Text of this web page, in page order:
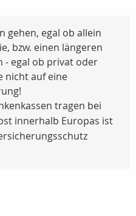
gehen, egal ob allein
bzw. einen längeren
- egal ob privat oder
nicht auf eine
tragen bei
innerhalb Europas ist